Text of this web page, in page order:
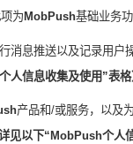
为MobPush基础业务功
消息推送以及记录用户
个人信息收集及使用”表格
产品和/或服务，以及
见以下“ MobPush个人